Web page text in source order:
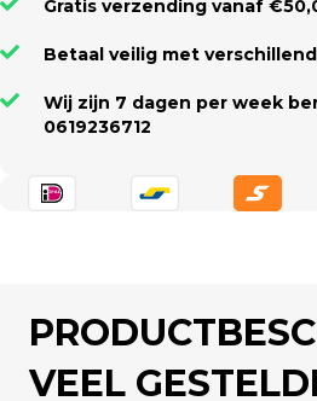
Gratis verzending vanaf
Betaal veilig met
Wij zijn 7 dagen per week
0619236712
VEEL